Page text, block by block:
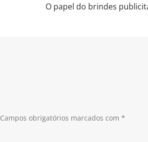
O papel do brindes
Campos obrigatórios marcados com *